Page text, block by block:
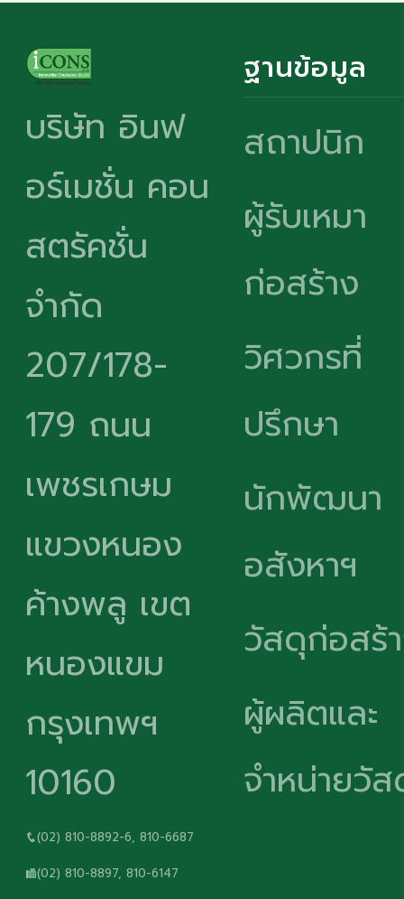
บริษัท อินฟ
อร์เมชั่น คอน
สตรัคชั่น
จำกัด
207/178-
179 ถนน
เพชรเกษม
แขวงหนอง
ค้างพลู เขต
หนองแขม
กรุงเทพฯ
10160
(02) 810-8892-6, 810-6687
(02) 810-8897, 810-6147
ฐานข้อมูล
สถาปนิก
ผู้รับเหมา
ก่อสร้าง
วิศวกรที่
ปรึกษา
นักพัฒนา
อสังหาฯ
วัสดุก่อสร้
ผู้ผลิตและ
จำหน่ายวั